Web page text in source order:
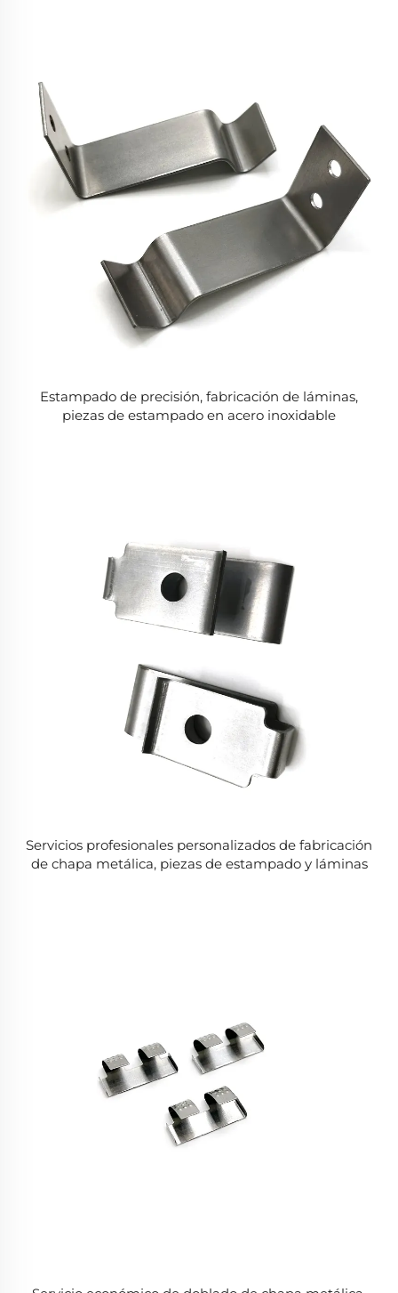
Estampado de precisión, fabricación de láminas,
piezas de estampado en acero inoxidable
Servicios profesionales personalizados de fabricación
de chapa metálica, piezas de estampado y láminas